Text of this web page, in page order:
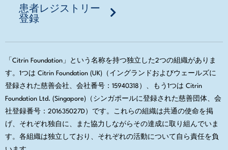
患者レジストリー
登録
「Citrin Foundation」という名称を持つ独立した2つの組織がありま
す。1つは Citrin Foundation (UK)（イングランドおよびウェールズに
登録された慈善会社、会社番号：15940318）、もう1つは Citrin
Foundation Ltd. (Singapore)（シンガポールに登録された慈善団体、会
社登録番号：201635027D）です。これらの組織は共通の使命を掲
げ、それぞれ独自に、また協力しながらその達成に取り組んでいま
す。各組織は独立しており、それぞれの活動について自ら責任を負